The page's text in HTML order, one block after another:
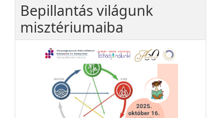
Bepillantás világunk
misztériumaiba